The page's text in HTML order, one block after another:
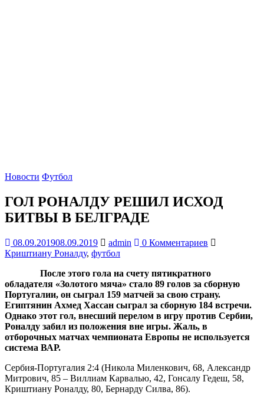
Новости Футбол
ГОЛ РОНАЛДУ РЕШИЛ ИСХОД
БИТВЫ В БЕЛГРАДЕ
08.09.201908.09.2019 admin
0 Комментариев
Криштиану Роналду, футбол
После этого гола на счету пятикратного
обладателя «Золотого мяча» стало 89 голов за сборную
Португалии, он сыграл 159 матчей за свою страну.
Египтянин Ахмед Хассан сыграл за сборную 184 встречи.
Однако этот гол, внесший перелом в игру против Сербии,
Роналду забил из положения вне игры. Жаль, в
отборочных матчах чемпионата Европы не используется
система ВАР.
Сербия-Португалия 2:4 (Никола Миленкович, 68, Александр
Митрович, 85 – Виллиам Карвалью, 42, Гонсалу Гедеш, 58,
Криштиану Роналду, 80, Бернарду Силва, 86).